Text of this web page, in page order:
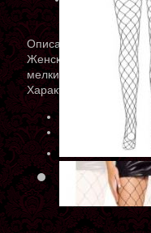
Описание
Женские
мелкий горошек с
Характеристики
9906
Производитель: